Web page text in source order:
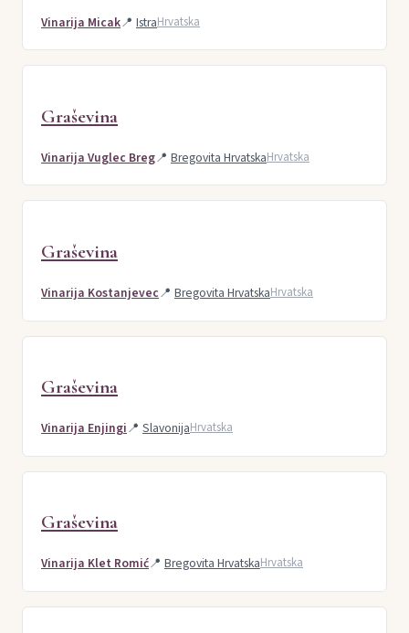
Vinarija Micak📍 IstraHrvatska
Graševina
Vinarija Vuglec Breg📍 Bregovita HrvatskaHrvatska
Graševina
Vinarija Kostanjevec📍 Bregovita HrvatskaHrvatska
Graševina
Vinarija Enjingi📍 SlavonijaHrvatska
Graševina
Vinarija Klet Romić📍 Bregovita HrvatskaHrvatska